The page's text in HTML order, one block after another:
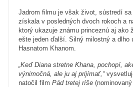
Jadrom filmu je však život, sústredí
získala v posledných dvoch rokoch a
ktorý ukazuje známu princeznú aj ako
ešte jeden ďalší. Silný milostný a dlho
Hasnatom Khanom.
„Keď Diana stretne Khana, pochopí,
výnimočná, ale ju aj prijímať,“
natočil film Pád tretej ríše